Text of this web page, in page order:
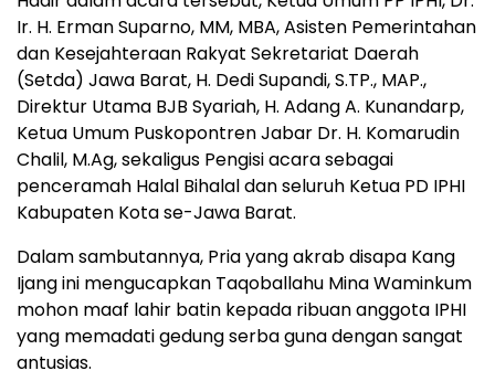
Ir. H. Erman Suparno, MM, MBA, Asisten Pemerintahan
dan Kesejahteraan Rakyat Sekretariat Daerah
(Setda) Jawa Barat, H. Dedi Supandi, S.TP., MAP.,
Direktur Utama BJB Syariah, H. Adang A. Kunandarp,
Ketua Umum Puskopontren Jabar Dr. H. Komarudin
Chalil, M.Ag, sekaligus Pengisi acara sebagai
penceramah Halal Bihalal dan seluruh Ketua PD IPHI
Kabupaten Kota se-Jawa Barat.
Dalam sambutannya, Pria yang akrab disapa Kang
Ijang ini mengucapkan Taqoballahu Mina Waminkum
mohon maaf lahir batin kepada ribuan anggota IPHI
yang memadati gedung serba guna dengan sangat
antusias.